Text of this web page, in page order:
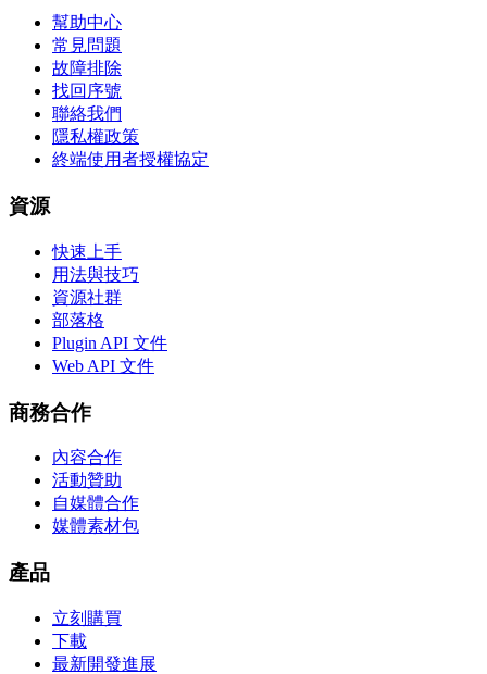
幫助中心
常見問題
故障排除
找回序號
聯絡我們
隱私權政策
終端使用者授權協定
資源
快速上手
用法與技巧
資源社群
部落格
Plugin API 文件
Web API 文件
商務合作
內容合作
活動贊助
自媒體合作
媒體素材包
產品
立刻購買
下載
最新開發進展